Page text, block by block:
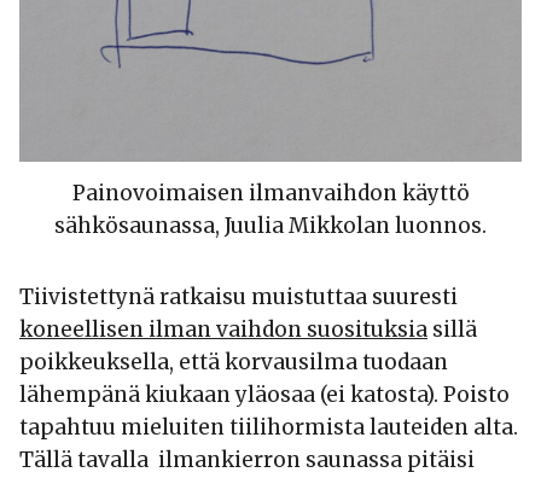
Painovoimaisen ilmanvaihdon käyttö
sähkösaunassa, Juulia Mikkolan luonnos.
Tiivistettynä ratkaisu muistuttaa suuresti
koneellisen ilman vaihdon suosituksia sillä
poikkeuksella, että korvausilma tuodaan
lähempänä kiukaan yläosaa (ei katosta). Poisto
tapahtuu mieluiten tiilihormista lauteiden alta.
Tällä tavalla ilmankierron saunassa pitäisi